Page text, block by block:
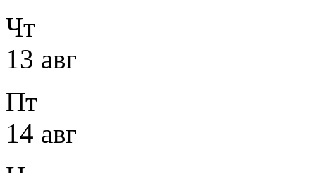
Чт
13 авг
Пт
14 авг